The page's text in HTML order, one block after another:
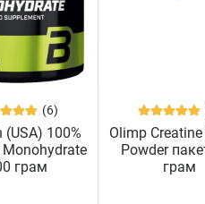
(6)
(USA) 100%
Monohydrate
грам
Olimp
Powder
грам